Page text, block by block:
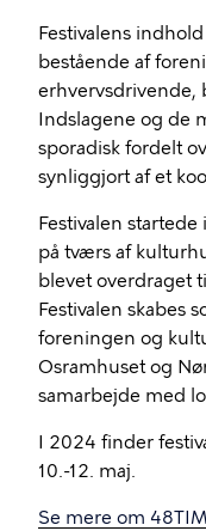
Festivalens
bestående af
erhvervsdrivende,
Indslagene og de
sporadisk fordelt
synliggjort af et
Festivalen
på tværs af
blevet overdraget
Festivalen skabes
foreningen og
Osramhuset og
samarbejde med
I 2024 finder
10.-12. maj.
Se mere om